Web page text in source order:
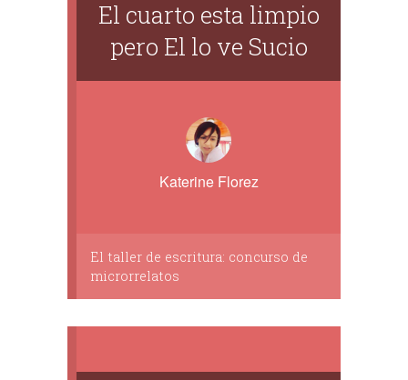
El cuarto esta limpio
pero El lo ve Sucio
Katerine Florez
El taller de escritura: concurso de
microrrelatos